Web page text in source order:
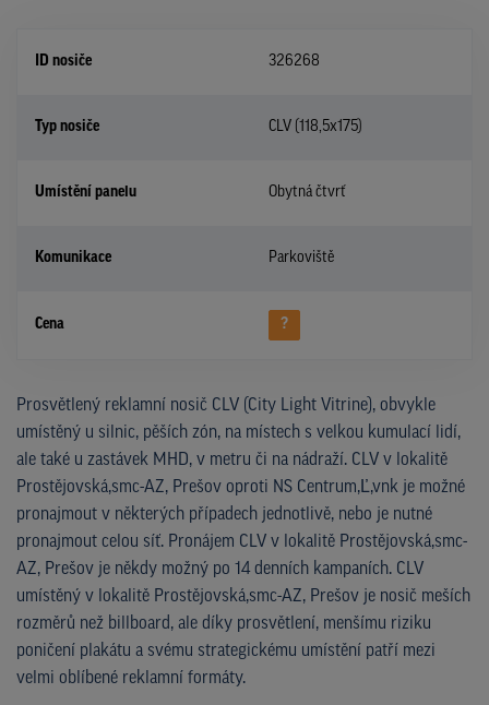
ID nosiče 326268
Typ nosiče CLV (118,5x175)
Umístění panelu Obytná čtvrť
Komunikace Parkoviště
Cena ?
Prosvětlený reklamní nosič CLV (City Light Vitrine), obvykle
umístěný u silnic, pěších zón, na místech s velkou kumulací lidí,
ale také u zastávek MHD, v metru či na nádraží. CLV v lokalitě
Prostějovská,smc-AZ, Prešov oproti NS Centrum,Ľ,vnk je možné
pronajmout v některých případech jednotlivě, nebo je nutné
pronajmout celou síť. Pronájem CLV v lokalitě Prostějovská,smc-
AZ, Prešov je někdy možný po 14 denních kampaních. CLV
umístěný v lokalitě Prostějovská,smc-AZ, Prešov je nosič meších
rozměrů než billboard, ale díky prosvětlení, menšímu riziku
poničení plakátu a svému strategickému umístění patří mezi
velmi oblíbené reklamní formáty.